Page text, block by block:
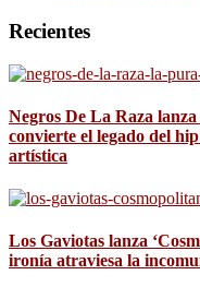
Recientes
Negros De La Raza
convierte el legado del
artística
Los Gaviotas lanza
ironía atraviesa la